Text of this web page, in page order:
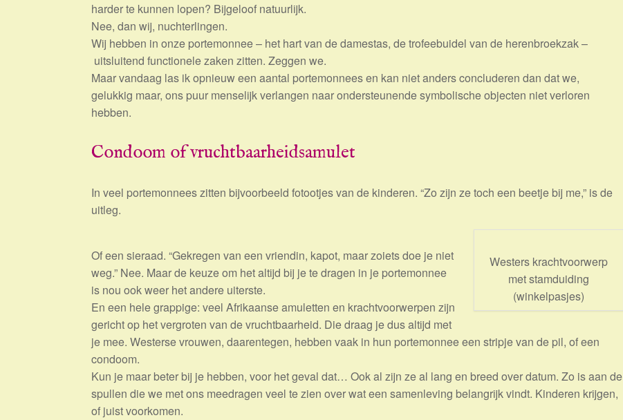
harder te kunnen lopen? Bijgeloof natuurlijk.
Nee, dan wij, nuchterlingen.
Wij hebben in onze portemonnee – het hart van de damestas, de trofeebuidel van de herenbroekzak –
uitsluitend functionele zaken zitten. Zeggen we.
Maar vandaag las ik opnieuw een aantal portemonnees en kan niet anders concluderen dan dat we,
gelukkig maar, ons puur menselijk verlangen naar ondersteunende symbolische objecten niet verloren
hebben.
Condoom of vruchtbaarheidsamulet
In veel portemonnees zitten bijvoorbeeld fotootjes van de kinderen. “Zo zijn ze toch een beetje bij me,” is de
uitleg.
Westers krachtvoorwerp
met stamduiding
(winkelpasjes)
Of een sieraad. “Gekregen van een vriendin, kapot, maar zoiets doe je niet
weg.” Nee. Maar de keuze om het altijd bij je te dragen in je portemonnee
is nou ook weer het andere uiterste.
En een hele grappige: veel Afrikaanse amuletten en krachtvoorwerpen zijn
gericht op het vergroten van de vruchtbaarheid. Die draag je dus altijd met
je mee. Westerse vrouwen, daarentegen, hebben vaak in hun portemonnee een stripje van de pil, of een
condoom.
Kun je maar beter bij je hebben, voor het geval dat… Ook al zijn ze al lang en breed over datum. Zo is aan de
spullen die we met ons meedragen veel te zien over wat een samenleving belangrijk vindt. Kinderen krijgen,
of juist voorkomen.